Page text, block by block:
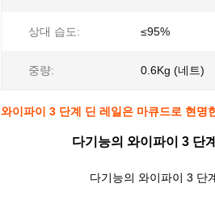
상대 습도: ≤95%
중량: 0.6Kg (네트)
와이파이 3 단계 딘 레일은 마큐드로 현
다기능의 와이파이 3 단
다기능의 와이파이 3 단